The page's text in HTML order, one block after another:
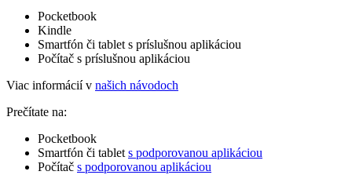
Pocketbook
Kindle
Smartfón či tablet s príslušnou aplikáciou
Počítač s príslušnou aplikáciou
Viac informácií v našich návodoch
Prečítate na:
Pocketbook
Smartfón či tablet s podporovanou aplikáciou
Počítač s podporovanou aplikáciou